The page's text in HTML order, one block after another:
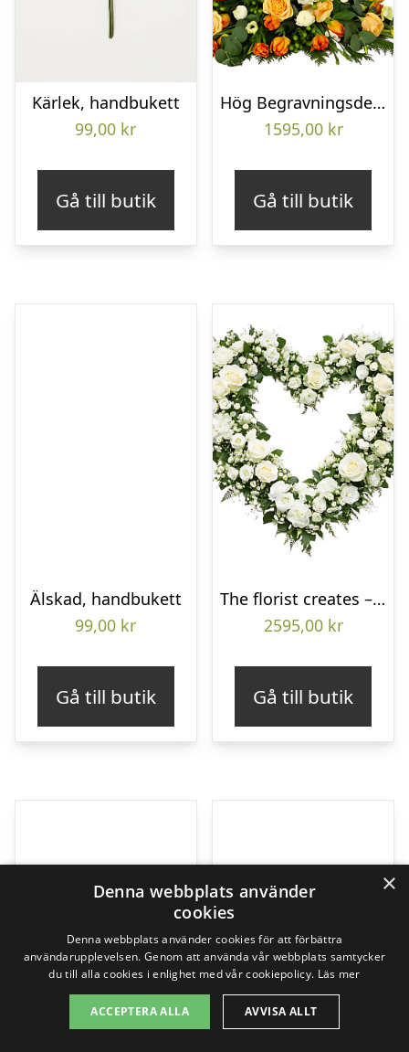
Kärlek, handbukett
99,00 kr
Gå till butik
Hög Begravningsdekoration
1595,00 kr
Gå till butik
Älskad, handbukett
99,00 kr
Gå till butik
The florist creates – Funeral heart
2595,00 kr
Gå till butik
×
Denna webbplats använder
cookies
Denna webbplats använder cookies för att förbättra
användarupplevelsen. Genom att använda vår webbplats samtycker
du till alla cookies i enlighet med vår cookiepolicy. Läs mer
ACCEPTERA ALLA AVVISA ALLT